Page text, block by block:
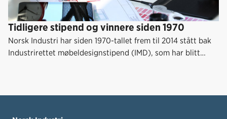
Tidligere stipend og vinnere siden 1970
Norsk Industri har siden 1970-tallet frem til 2014 stått bak
Industrirettet møbeldesignstipend (IMD), som har blitt